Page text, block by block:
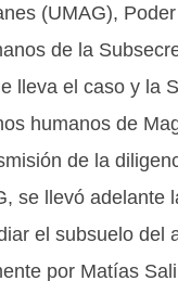
(UMAG),
de la
lleva el caso y la
humanos de
de la
se llevó adelante
el subsuelo del
por Matías